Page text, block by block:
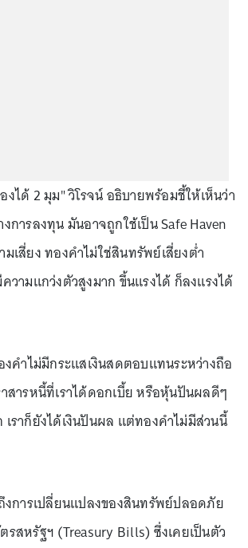
ได้ 2 มุม" วิโรจน์ อธิบายพร้อมชี้ให้เห็นว่า
การลงทุน มันอาจถูกใช้เป็น Safe Haven
เสี่ยง ทองคำไม่ใช่สินทรัพย์เสี่ยงต่ำ
วามแกว่งตัวสูงมาก ขึ้นแรงได้ ก็ลงแรงได้
ำไม่มีกระแสเงินสดตอบแทนระหว่างถือ
สารหนี้ที่เราได้ดอกเบี้ย หรือหุ้นปันผลดีๆ
ราก็ยังได้เงินปันผล แต่ทองคำไม่มีส่วนนี้
งการเปลี่ยนแปลงของสินทรัพย์ปลอดภัย
สหรัฐฯ (Treasury Bills) ซึ่งเคยเป็นตัว